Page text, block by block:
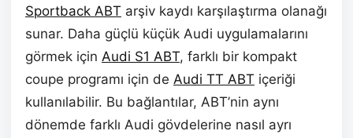
Sportback ABT arşiv kaydı karşılaştırma olanağı
sunar. Daha güçlü küçük Audi uygulamalarını
görmek için Audi S1 ABT, farklı bir kompakt
coupe programı için de Audi TT ABT içeriği
kullanılabilir. Bu bağlantılar, ABT’nin aynı
dönemde farklı Audi gövdelerine nasıl ayrı